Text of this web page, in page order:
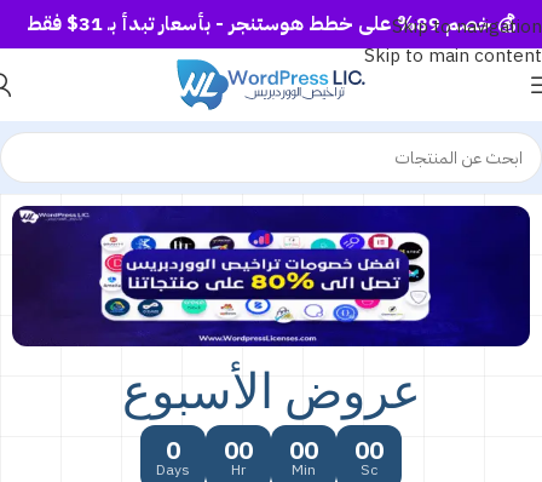
Skip to navigation
Skip to main content
💰 خصم 89% على خطط هوستنجر - بأسعار تبدأ بـ 31$ فقط
عروض الأسبوع
0
Days
00
Hr
00
Min
00
Sc